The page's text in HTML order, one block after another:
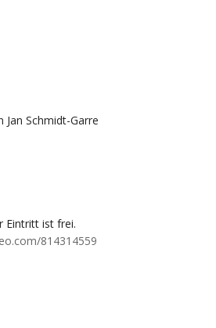
Schmidt-Garre
Eintritt ist frei.
814314559